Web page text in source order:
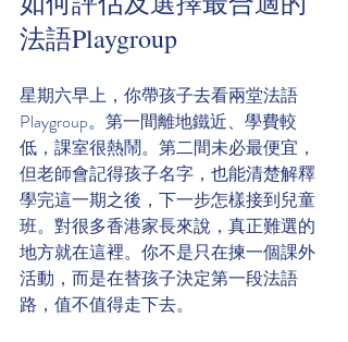
法語Playgroup
星期六早上，你帶孩子去看兩堂法語
Playgroup。第一間離地鐵近、學費較
低，課室很熱鬧。第二間未必最便宜，
但老師會記得孩子名字，也能清楚解釋
學完這一期之後，下一步怎樣接到兒童
班。對很多香港家長來說，真正難選的
地方就在這裡。你不是只在揀一個課外
活動，而是在替孩子決定第一段法語
路，值不值得走下去。